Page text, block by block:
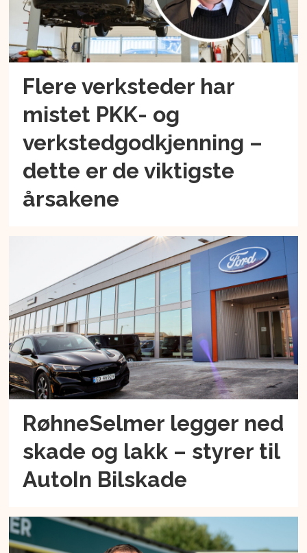
Flere verksteder har
mistet PKK- og
verkstedgodkjenning –
dette er de viktigste
årsakene
RøhneSelmer legger ned
skade og lakk – styrer til
AutoIn Bilskade